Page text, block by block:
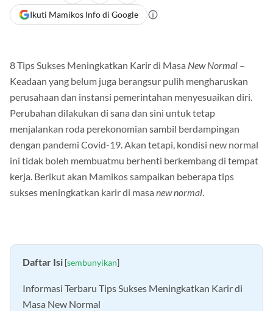
Ikuti Mamikos Info di Google
8 Tips Sukses Meningkatkan Karir di Masa New Normal –
Keadaan yang belum juga berangsur pulih mengharuskan
perusahaan dan instansi pemerintahan menyesuaikan diri.
Perubahan dilakukan di sana dan sini untuk tetap
menjalankan roda perekonomian sambil berdampingan
dengan pandemi Covid-19. Akan tetapi, kondisi new normal
ini tidak boleh membuatmu berhenti berkembang di tempat
kerja. Berikut akan Mamikos sampaikan beberapa tips
sukses meningkatkan karir di masa new normal.
Daftar Isi [sembunyikan]
Informasi Terbaru Tips Sukses Meningkatkan Karir di
Masa New Normal